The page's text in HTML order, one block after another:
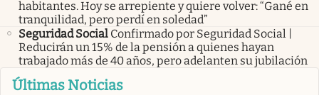
habitantes. Hoy se arrepiente y quiere volver: “Gané en
tranquilidad, pero perdí en soledad”
Seguridad Social Confirmado por Seguridad Social |
Reducirán un 15% de la pensión a quienes hayan
trabajado más de 40 años, pero adelanten su jubilación
Últimas Noticias